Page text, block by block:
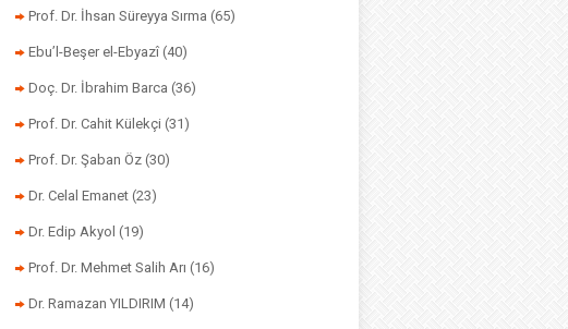
Prof. Dr. İhsan Süreyya Sırma (65)
Ebu’l-Beşer el-Ebyazî (40)
Doç. Dr. İbrahim Barca (36)
Prof. Dr. Cahit Külekçi (31)
Prof. Dr. Şaban Öz (30)
Dr. Celal Emanet (23)
Dr. Edip Akyol (19)
Prof. Dr. Mehmet Salih Arı (16)
Dr. Ramazan YILDIRIM (14)